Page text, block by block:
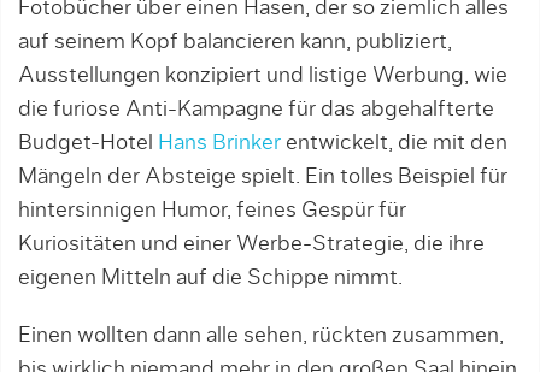
Fotobücher über einen Hasen, der so ziemlich alles
auf seinem Kopf balancieren kann, publiziert,
Ausstellungen konzipiert und listige Werbung, wie
die furiose Anti-Kampagne für das abgehalfterte
Budget-Hotel
Hans Brinker entwickelt, die mit den
Mängeln der Absteige spielt. Ein tolles Beispiel für
hintersinnigen Humor, feines Gespür für
Kuriositäten und einer Werbe-Strategie, die ihre
eigenen Mitteln auf die Schippe nimmt.
Einen wollten dann alle sehen, rückten zusammen,